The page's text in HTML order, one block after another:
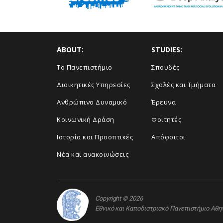
ABOUT:
Το Πανεπιστήμιο
Διοικητικές Υπηρεσίες
Ανθρώπινο Δυναμικό
Κοινωνική Δράση
Ιστορία και Προοπτικές
Νέα και ανακοινώσεις
STUDIES:
Σπουδές
Σχολές και Τμήματα
Έρευνα
Φοιτητές
Απόφοιτοι
Copyright © 2026
Εθνικό και Καποδιστριακό Πανεπιστήμιο